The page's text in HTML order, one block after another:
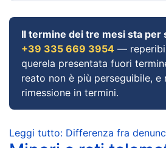
Il termine dei tre mesi sta per
+39 335 669 3954 —
querela presentata fuori
reato non è più perseguibile, e
rimessione in termini.
Leggi tutto: Differenza fra